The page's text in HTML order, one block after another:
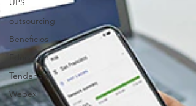
UPS
outsourcing
Beneficios
Educación
Tendencias
Webex